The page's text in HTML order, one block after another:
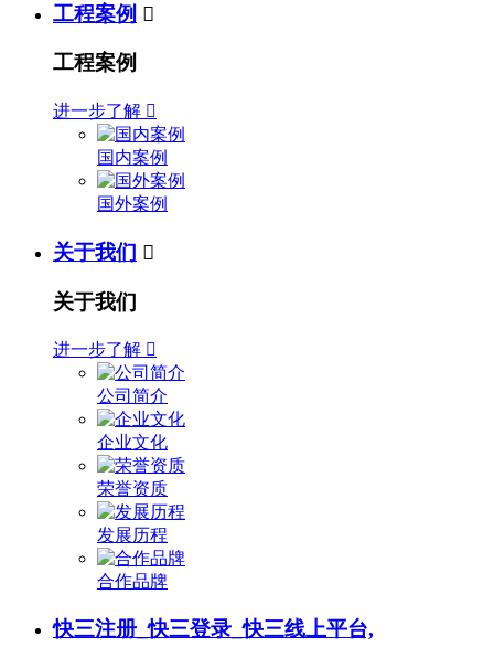
工程案例 
工程案例
进一步了解 
国内案例
国外案例
关于我们 
关于我们
进一步了解 
公司简介
企业文化
荣誉资质
发展历程
合作品牌
快三注册_快三登录_快三线上平台,